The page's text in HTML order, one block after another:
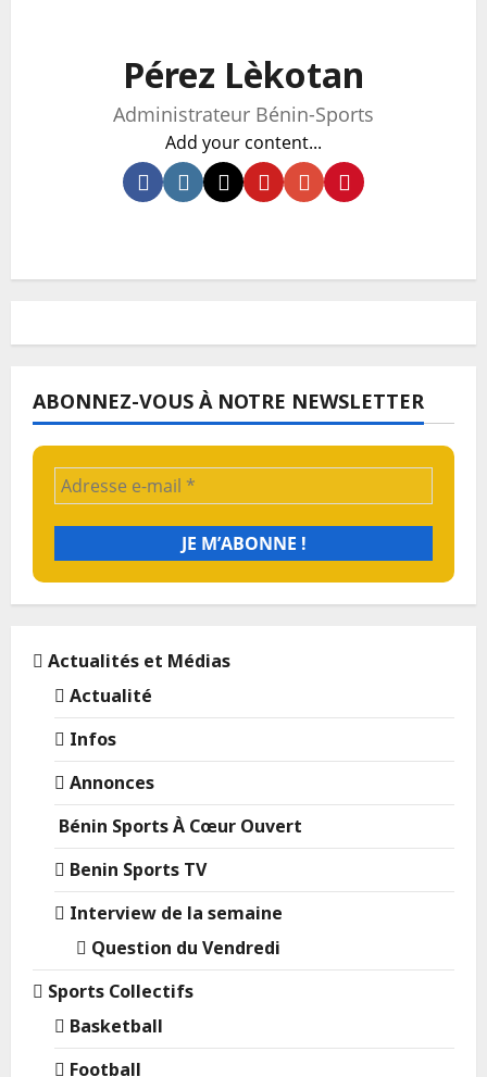
Pérez Lèkotan
Administrateur Bénin-Sports
Add your content...
ABONNEZ-VOUS À NOTRE NEWSLETTER
Actualités et Médias
Actualité
Infos
Annonces
Bénin Sports À Cœur Ouvert
Benin Sports TV
Interview de la semaine
Question du Vendredi
Sports Collectifs
Basketball
Football